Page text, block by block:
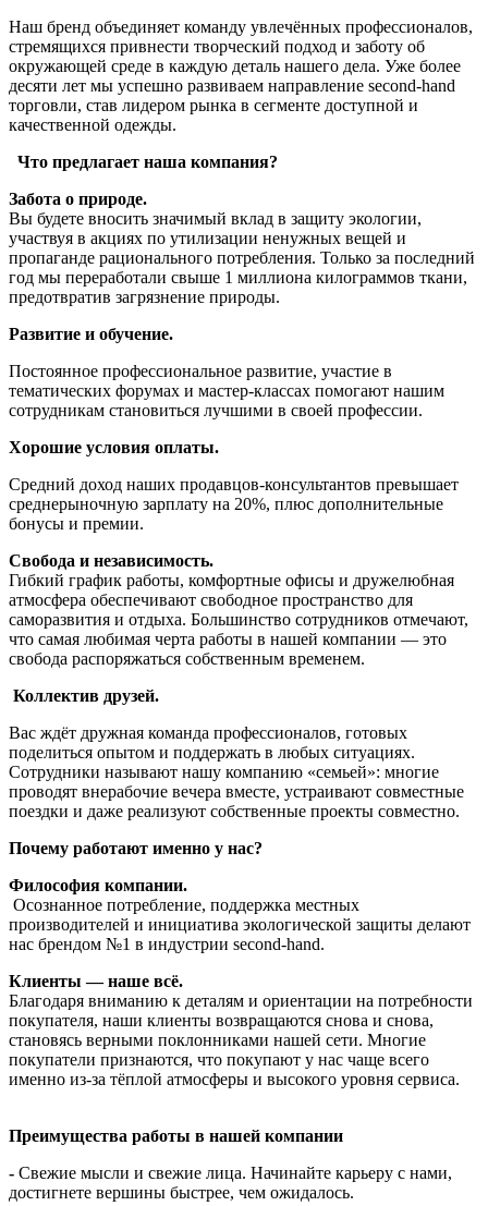
Наш бренд объединяет команду увлечённых профессионалов,
стремящихся привнести творческий подход и заботу об
окружающей среде в каждую деталь нашего дела. Уже более
десяти лет мы успешно развиваем направление second-hand
торговли, став лидером рынка в сегменте доступной и
качественной одежды.
Что предлагает наша компания?
Забота о природе.
Вы будете вносить значимый вклад в защиту экологии,
участвуя в акциях по утилизации ненужных вещей и
пропаганде рационального потребления. Только за последний
год мы переработали свыше 1 миллиона килограммов ткани,
предотвратив загрязнение природы.
Развитие и обучение.
Постоянное профессиональное развитие, участие в
тематических форумах и мастер-классах помогают нашим
сотрудникам становиться лучшими в своей профессии.
Хорошие условия оплаты.
Средний доход наших продавцов-консультантов превышает
среднерыночную зарплату на 20%, плюс дополнительные
бонусы и премии.
Свобода и независимость.
Гибкий график работы, комфортные офисы и дружелюбная
атмосфера обеспечивают свободное пространство для
саморазвития и отдыха. Большинство сотрудников отмечают,
что самая любимая черта работы в нашей компании — это
свобода распоряжаться собственным временем.
‍‍ Коллектив друзей.
Вас ждёт дружная команда профессионалов, готовых
поделиться опытом и поддержать в любых ситуациях.
Сотрудники называют нашу компанию «семьей»: многие
проводят внерабочие вечера вместе, устраивают совместные
поездки и даже реализуют собственные проекты совместно.
Почему работают именно у нас?
Философия компании.
Осознанное потребление, поддержка местных
производителей и инициатива экологической защиты делают
нас брендом №1 в индустрии second-hand.
Клиенты — наше всё.
Благодаря вниманию к деталям и ориентации на потребности
покупателя, наши клиенты возвращаются снова и снова,
становясь верными поклонниками нашей сети. Многие
покупатели признаются, что покупают у нас чаще всего
именно из-за тёплой атмосферы и высокого уровня сервиса.
Преимущества работы в нашей компании
- Свежие мысли и свежие лица. Начинайте карьеру с нами,
достигнете вершины быстрее, чем ожидалось.